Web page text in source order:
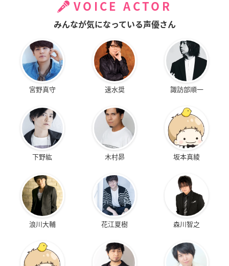
VOICE ACTOR
みんなが気になっている声優さん
宮野真守 速水奨 諏訪部順一
下野紘 木村昴 坂本真綾
浪川大輔 花江夏樹 森川智之